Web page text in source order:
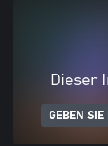
Dieser
GEBEN SIE